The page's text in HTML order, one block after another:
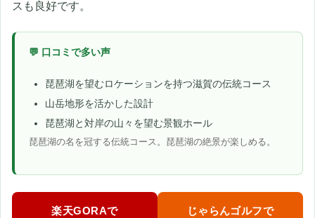
スも良好です。
💬 口コミで多い声
琵琶湖を望むロケーションを持つ滋賀の伝統コース
山岳地形を活かした設計
琵琶湖と対岸の山々を望む景観ホール
琵琶湖の名を冠する伝統コース。琵琶湖の絶景が楽しめる。
楽天GORAで
じゃらんゴルフで